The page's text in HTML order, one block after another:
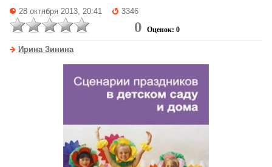
28 октября 2013, 20:41 3346
0 Оценок: 0
Ирина Зинина